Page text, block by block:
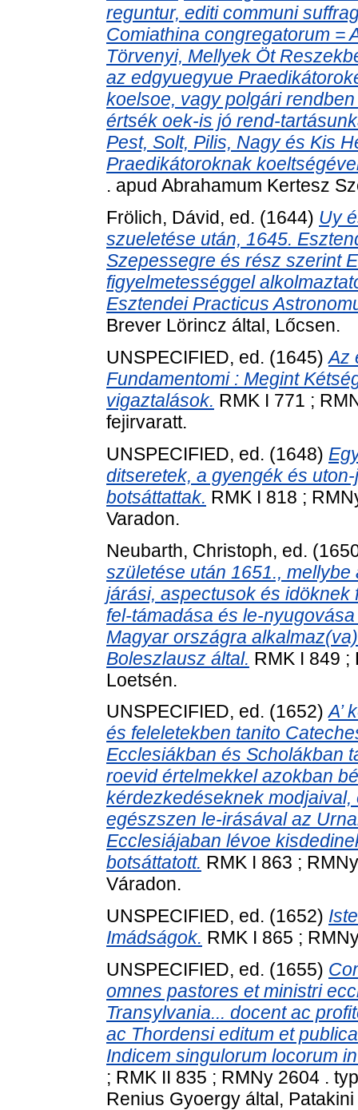
reguntur, editi communi
Comiathina congregatorum =
Törvenyi, Mellyek Öt
az edgyuegyue
koelsoe, vagy polgári
értsék oek-is jó rend-
Pest, Solt, Pilis, Nagy és Kis
Praedikátoroknak
. apud Abrahamum Kertesz
Frölich, Dávid, ed. (1644) Uy
szueletése után, 1645.
Szepessegre és rész szerint
figyelmetességgel
Esztendei Practicus
Brever Lörincz által, Lőcsen.
UNSPECIFIED, ed. (1645)Az
Fundamentomi : Megint
vigaztalások. RMK I 771 ;
fejirvaratt.
UNSPECIFIED, ed. (1648)
ditseretek, a gyengék és
botsáttattak. RMK I 818 ;
Varadon.
Neubarth, Christoph, ed.
születése után 1651.,
járási, aspectusok és
fel-támadása és le-
Magyar országra
Boleszlausz által. RMK I 849 ;
Loetsén.
UNSPECIFIED, ed. (1652)A’
és feleletekben tanito
Ecclesiákban és Scholákban
roevid értelmekkel azokban
kérdezkedéseknek
egészszen le-irásával az
Ecclesiájaban lévoe
botsáttatott. RMK I 863 ;
Váradon.
UNSPECIFIED, ed. (1652)
Imádságok. RMK I 865 ;
UNSPECIFIED, ed. (1655)
omnes pastores et ministri
Transylvania... docent ac
ac Thordensi editum et
Indicem singulorum locorum
; RMK II 835 ; RMNy 2604 .
Renius Gyoergy által,